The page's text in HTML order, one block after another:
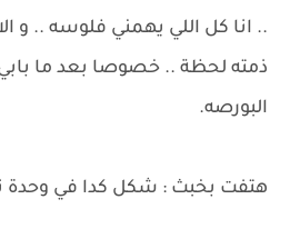
.. انا كل اللي يهمني فلوسه ..
ذمته لحظة .. خصوصا بعد ما
البورصه.
هتفت بخبث : شكل كدا في وحدة